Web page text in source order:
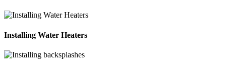
Installing Water Heaters